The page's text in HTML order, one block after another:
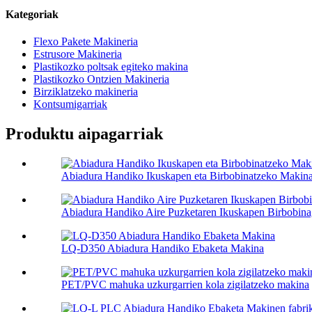
Kategoriak
Flexo Pakete Makineria
Estrusore Makineria
Plastikozko poltsak egiteko makina
Plastikozko Ontzien Makineria
Birziklatzeko makineria
Kontsumigarriak
Produktu aipagarriak
Abiadura Handiko Ikuskapen eta Birbobinatzeko Makina
Abiadura Handiko Aire Puzketaren Ikuskapen
LQ-D350 Abiadura Handiko Ebaketa Makina
PET/PVC mahuka uzkurgarrien kola zigilatzeko makina